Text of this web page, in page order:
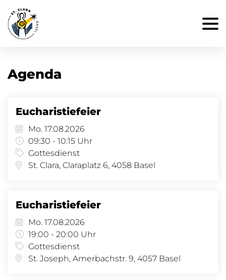
Agenda
Eucharistiefeier
Mo. 17.08.2026
09:30 - 10:15 Uhr
Gottesdienst
St. Clara, Claraplatz 6, 4058 Basel
Eucharistiefeier
Mo. 17.08.2026
19:00 - 20:00 Uhr
Gottesdienst
St. Joseph, Amerbachstr. 9, 4057 Basel